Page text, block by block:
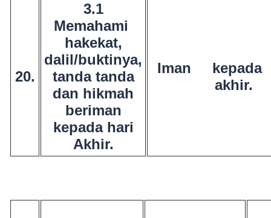
20.
3.1
Memahami
hakekat,
dalil/buktinya,
tanda tanda
dan hikmah
beriman
kepada hari
Akhir.
Iman
akhir.